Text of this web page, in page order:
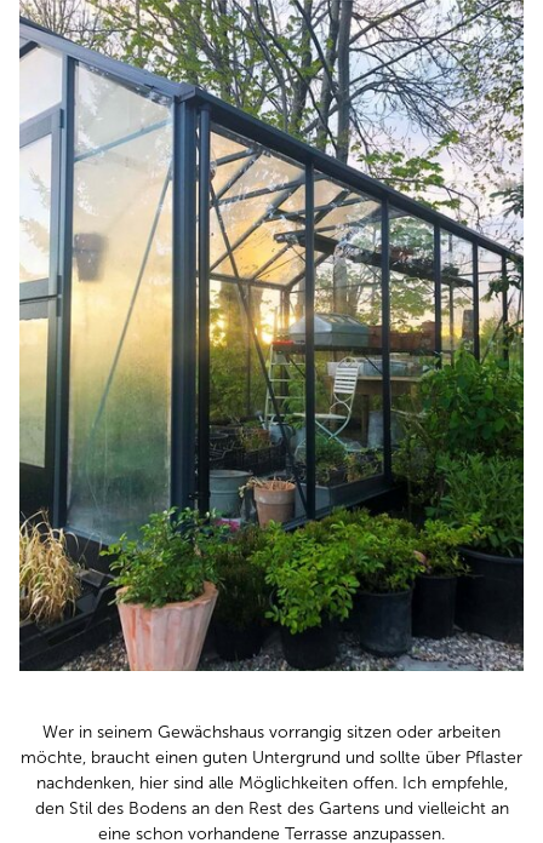
Wer in seinem Gewächshaus vorrangig sitzen oder arbeiten
möchte, braucht einen guten Untergrund und sollte über Pflaster
nachdenken, hier sind alle Möglichkeiten offen. Ich empfehle,
den Stil des Bodens an den Rest des Gartens und vielleicht an
eine schon vorhandene Terrasse anzupassen.